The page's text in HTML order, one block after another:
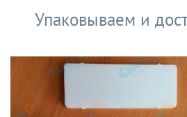
Упаковываем и